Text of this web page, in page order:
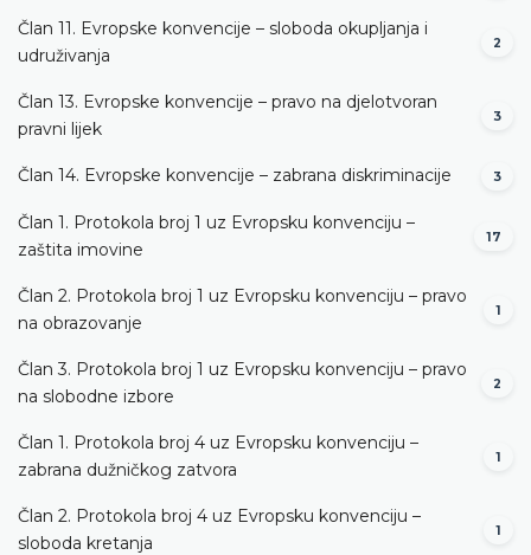
Član 11. Evropske konvencije – sloboda okupljanja i
udruživanja
2
Član 13. Evropske konvencije – pravo na djelotvoran
pravni lijek
3
Član 14. Evropske konvencije – zabrana diskriminacije 3
Član 1. Protokola broj 1 uz Evropsku konvenciju –
zaštita imovine
17
Član 2. Protokola broj 1 uz Evropsku konvenciju – pravo
na obrazovanje
1
Član 3. Protokola broj 1 uz Evropsku konvenciju – pravo
na slobodne izbore
2
Član 1. Protokola broj 4 uz Evropsku konvenciju –
zabrana dužničkog zatvora
1
Član 2. Protokola broj 4 uz Evropsku konvenciju –
sloboda kretanja
1